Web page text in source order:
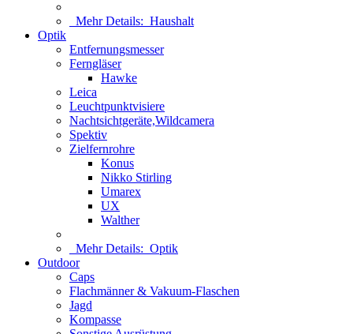
Mehr Details: Haushalt
Optik
Entfernungsmesser
Ferngläser
Hawke
Leica
Leuchtpunktvisiere
Nachtsichtgeräte,Wildcamera
Spektiv
Zielfernrohre
Konus
Nikko Stirling
Umarex
UX
Walther
Mehr Details: Optik
Outdoor
Caps
Flachmänner & Vakuum-Flaschen
Jagd
Kompasse